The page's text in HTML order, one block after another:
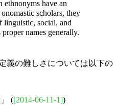
have an
scholars, they
linguistic, social, and
names generally.
義の難しさについては以下の
([2014-06-11-1])